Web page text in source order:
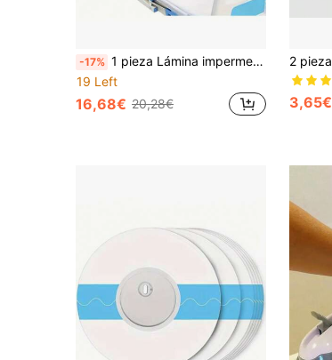
-17% 1 pieza Lámina impermeable y de fácil agarre para personas mayores y discapacitadas - Diseño enrollable duradero y sin olor para levantar y deslizar
19 Left
16,68€ 20,28€ 3,65€